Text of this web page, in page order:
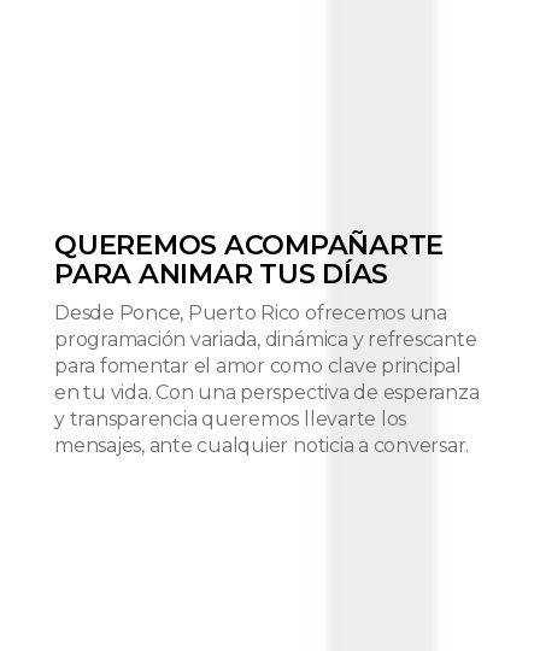
QUEREMOS ACOMPAÑARTE
PARA ANIMAR TUS DÍAS
Desde Ponce, Puerto Rico ofrecemos una
programación variada, dinámica y refrescante
para fomentar el amor como clave principal
en tu vida. Con una perspectiva de esperanza
y transparencia queremos llevarte los
mensajes, ante cualquier noticia a conversar.